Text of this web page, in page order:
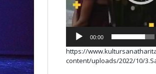
00:00
https://
content/uploads/2022/10/